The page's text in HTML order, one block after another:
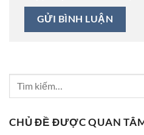
CHỦ ĐỀ ĐƯỢC QUAN